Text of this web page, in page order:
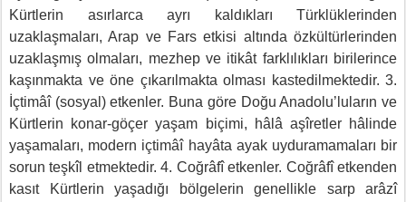
Kürtlerin asırlarca ayrı kaldıkları Türklüklerinden
uzaklaşmaları, Arap ve Fars etkisi altında özkültürlerinden
uzaklaşmış olmaları, mezhep ve itikât farklılıkları birilerince
kaşınmakta ve öne çıkarılmakta olması kastedilmektedir. 3.
İçtimâî (sosyal) etkenler. Buna göre Doğu Anadolu’luların ve
Kürtlerin konar-göçer yaşam biçimi, hâlâ aşîretler hâlinde
yaşamaları, modern içtimâî hayâta ayak uyduramamaları bir
sorun teşkîl etmektedir. 4. Coğrâfî etkenler. Coğrâfî etkenden
kasıt Kürtlerin yaşadığı bölgelerin genellikle sarp arâzî